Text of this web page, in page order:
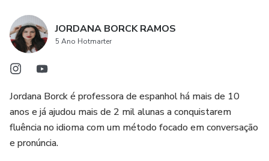
• Simulações reais de atendimento ao cliente
• Vocabulário profissional e expressões mais utilizadas no
As aulas são conduzidas com foco total em conversação e
aplicação prática, permitindo que a equipe desenvolva
segurança para atender clientes hispanohablantes desde
JORDANA BORCK RAMOS
5 Ano Hotmarter
Jordana Borck é professora de espanhol há mais de 10
anos e já ajudou mais de 2 mil alunas a conquistarem
fluência no idioma com um método focado em conversação
e pronúncia.